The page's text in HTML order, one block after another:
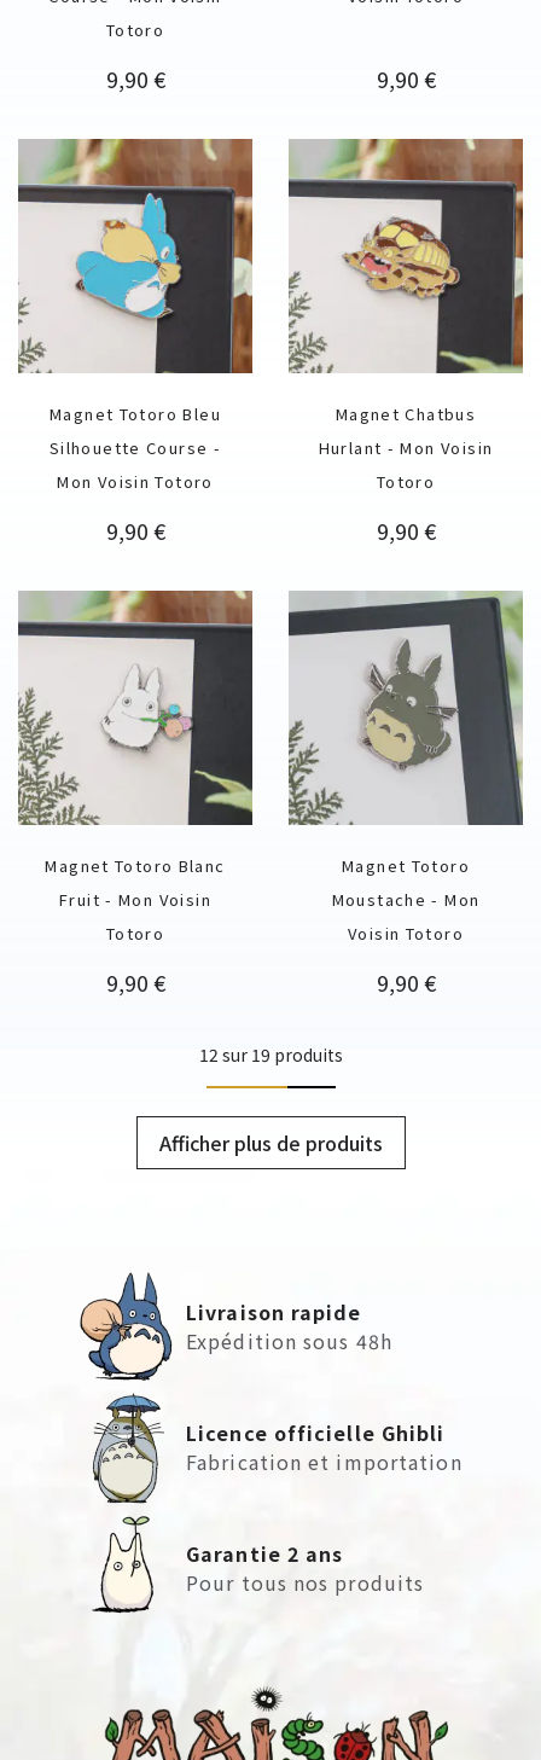
Totoro
Prix
9,90 € Prix
9,90 €
Magnet Totoro Bleu
Silhouette Course -
Mon Voisin Totoro
Prix
9,90 €
Magnet Chatbus
Hurlant - Mon Voisin
Totoro
Prix
9,90 €
Magnet Totoro Blanc
Fruit - Mon Voisin
Totoro
Prix
9,90 €
Magnet Totoro
Moustache - Mon
Voisin Totoro
Prix
9,90 €
12 sur 19 produits
Afficher plus de produits
Livraison rapide
Expédition sous 48h
Licence officielle Ghibli
Fabrication et importation
Garantie 2 ans
Pour tous nos produits